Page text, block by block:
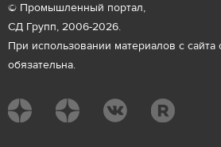
© Промышленный портал,
СД Групп, 2006-2026.
При использовании материалов с сайта
обязательна.